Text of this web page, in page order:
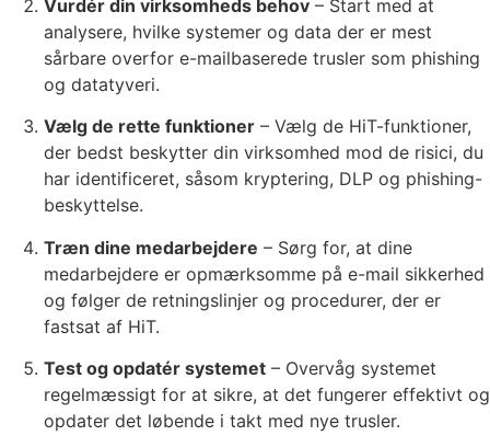
Vurdér din virksomheds behov – Start med at
analysere, hvilke systemer og data der er mest
sårbare overfor e-mailbaserede trusler som phishing
og datatyveri.
Vælg de rette funktioner – Vælg de HiT-funktioner,
der bedst beskytter din virksomhed mod de risici, du
har identificeret, såsom kryptering, DLP og phishing-
beskyttelse.
Træn dine medarbejdere – Sørg for, at dine
medarbejdere er opmærksomme på e-mail sikkerhed
og følger de retningslinjer og procedurer, der er
fastsat af HiT.
Test og opdatér systemet – Overvåg systemet
regelmæssigt for at sikre, at det fungerer effektivt og
opdater det løbende i takt med nye trusler.